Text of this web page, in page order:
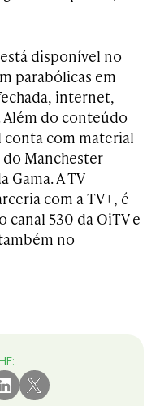
disponível no
parabólicas em
internet,
Além do conteúdo
com material
do Manchester
Gama. A TV
com a TV+, é
canal 530 da OiTV e
no